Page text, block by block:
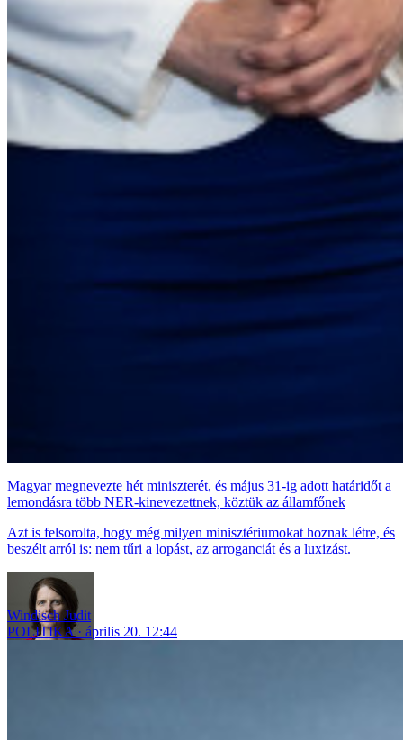
Magyar megnevezte hét miniszterét, és május 31-ig adott határidőt a
lemondásra több NER-kinevezettnek, köztük az államfőnek
Azt is felsorolta, hogy még milyen minisztériumokat hoznak létre, és
beszélt arról is: nem tűri a lopást, az arroganciát és a luxizást.
Windisch Judit
POLITIKA
április 20. 12:44